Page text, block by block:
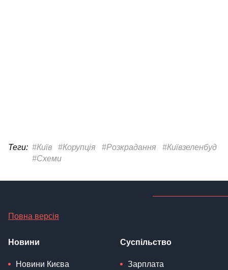
Теги: #Київ #Корупція #Розкрадання
#Київзеленбуд
#Схеми
Повна версія
Новини
Новини Києва
Суспільство
Зарплата